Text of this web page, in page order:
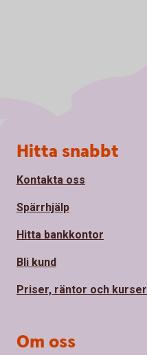
Sidfot
Hitta snabbt
Kontakta oss
Spärrhjälp
Hitta bankkontor
Bli kund
Priser, räntor och kurser
Om oss